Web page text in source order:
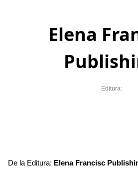
Elena
Editura:
De la Editura: Elena Francisc